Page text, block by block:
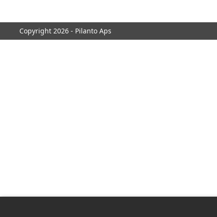
Copyright 2026 - Pilanto Aps